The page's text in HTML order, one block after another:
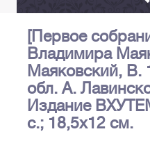
[Первое
Владимира
Маяковский, В.
обл. А.
Издание
с.; 18,5x12 см.